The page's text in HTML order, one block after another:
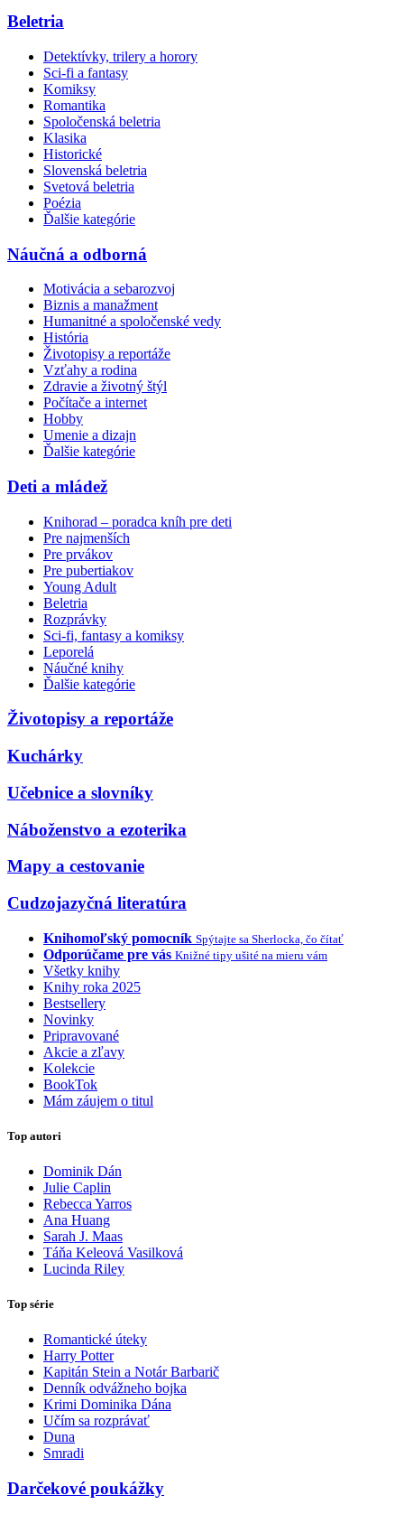
Beletria
Detektívky, trilery a horory
Sci-fi a fantasy
Komiksy
Romantika
Spoločenská beletria
Klasika
Historické
Slovenská beletria
Svetová beletria
Poézia
Ďalšie kategórie
Náučná a odborná
Motivácia a sebarozvoj
Biznis a manažment
Humanitné a spoločenské vedy
História
Životopisy a reportáže
Vzťahy a rodina
Zdravie a životný štýl
Počítače a internet
Hobby
Umenie a dizajn
Ďalšie kategórie
Deti a mládež
Knihorad – poradca kníh pre deti
Pre najmenších
Pre prvákov
Pre pubertiakov
Young Adult
Beletria
Rozprávky
Sci-fi, fantasy a komiksy
Leporelá
Náučné knihy
Ďalšie kategórie
Životopisy a reportáže
Kuchárky
Učebnice a slovníky
Náboženstvo a ezoterika
Mapy a cestovanie
Cudzojazyčná literatúra
Knihomoľský pomocník Spýtajte sa Sherlocka, čo čítať
Odporúčame pre vás Knižné tipy ušité na mieru vám
Všetky knihy
Knihy roka 2025
Bestsellery
Novinky
Pripravované
Akcie a zľavy
Kolekcie
BookTok
Mám záujem o titul
Top autori
Dominik Dán
Julie Caplin
Rebecca Yarros
Ana Huang
Sarah J. Maas
Táňa Keleová Vasilková
Lucinda Riley
Top série
Romantické úteky
Harry Potter
Kapitán Stein a Notár Barbarič
Denník odvážneho bojka
Krimi Dominika Dána
Učím sa rozprávať
Duna
Smradi
Darčekové poukážky